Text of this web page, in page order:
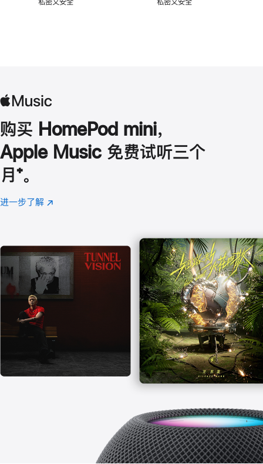
购买 HomePod mini，
Apple Music 免费试听三个
月 脚
注
⁺。
进一步了解 Apple
(在
口
中
打
开)